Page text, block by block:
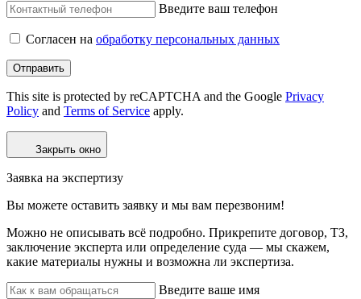
Введите ваш телефон
Согласен на обработку персональных данных
Отправить
This site is protected by reCAPTCHA and the Google Privacy
Policy and Terms of Service apply.
Закрыть окно
Заявка на экспертизу
Вы можете оставить заявку и мы вам перезвоним!
Можно не описывать всё подробно. Прикрепите договор, ТЗ,
заключение эксперта или определение суда — мы скажем,
какие материалы нужны и возможна ли экспертиза.
Введите ваше имя